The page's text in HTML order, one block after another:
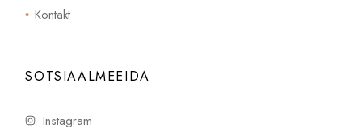
Kontakt
SOTSIAALMEEIDA
Instagram